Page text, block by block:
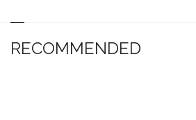
RECOMMENDED